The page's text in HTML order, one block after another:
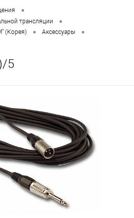
•
трансляции •
(Корея) • Аксессуары •
5